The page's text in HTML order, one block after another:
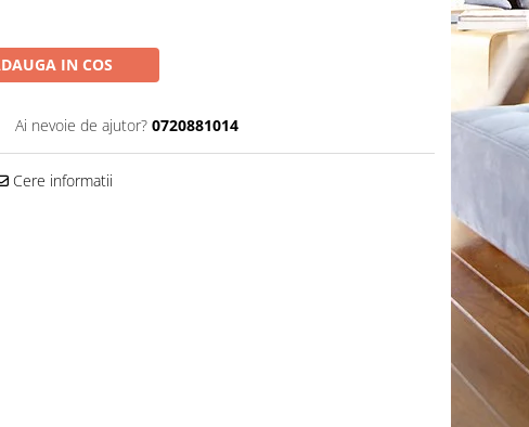
IN COS
Ai nevoie de ajutor? 0720881014
Cere informatii